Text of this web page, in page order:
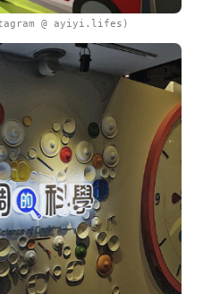
@ ayiyi.lifes)